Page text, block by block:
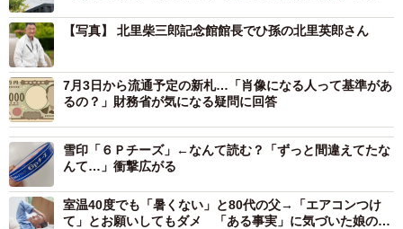
【写真】 北里柴三郎記念館館長でひ孫の北里英郎さん
7月3日から流通予定の新札…「肖像になる人って基準があ
るの？」財務省が気になる疑問に回答
雪印「６Ｐチーズ」←なんて読む？「ずっと間違えてたな
んて…」衝撃広がる
室温40度でも「暑くない」と80代の父→「エアコンつけ
て」とお願いしてもダメ 「ある事実」に気づいた娘の熱